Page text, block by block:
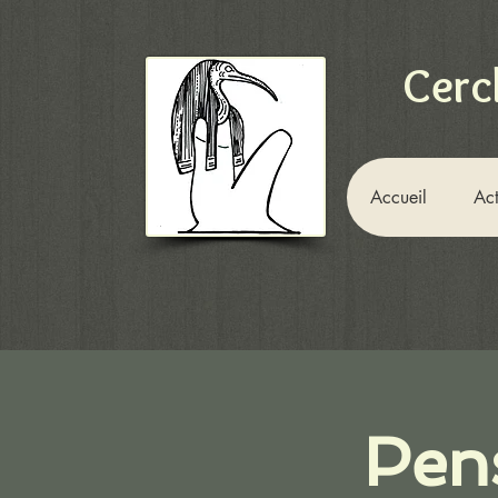
Accueil